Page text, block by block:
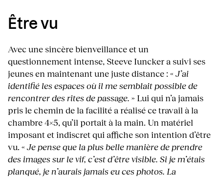
Être vu
Avec une sincère bienveillance et un
questionnement intense, Steeve Iuncker a suivi ses
jeunes en maintenant une juste distance : «J’ai
identifié les espaces où il me semblait possible de
rencontrer des rites de passage. » Lui qui n’a jamais
pris le chemin de la facilité a réalisé ce travail à la
chambre 4×5, qu’il portait à la main. Un matériel
imposant et indiscret qui affiche son intention d’être
vu. «Je pense que la plus belle manière de prendre
des images sur le vif, c’est d’être visible. Si je m’étais
planqué, je n’aurais jamais eu ces photos. La